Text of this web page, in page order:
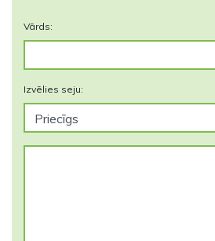
Vārds:
Izvēlies seju: